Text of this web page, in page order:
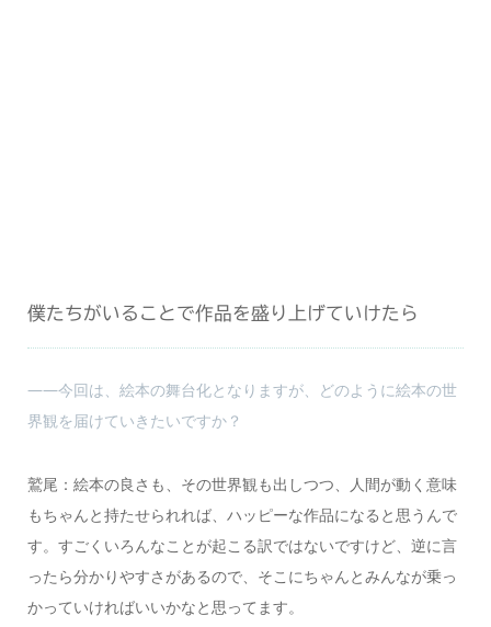
僕たちがいることで作品を盛り上げていけたら
――今回は、絵本の舞台化となりますが、どのように絵本の世
界観を届けていきたいですか？
鷲尾：絵本の良さも、その世界観も出しつつ、人間が動く意味
もちゃんと持たせられれば、ハッピーな作品になると思うんで
す。すごくいろんなことが起こる訳ではないですけど、逆に言
ったら分かりやすさがあるので、そこにちゃんとみんなが乗っ
かっていければいいかなと思ってます。